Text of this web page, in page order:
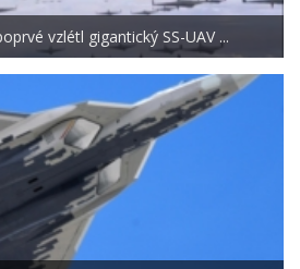
vzlétl gigantický SS-UAV ...